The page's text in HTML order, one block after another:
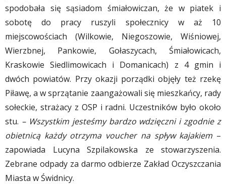
spodobała się sąsiadom śmiałowiczan, że w piatek i
sobotę do pracy ruszyli społecznicy w aż 10
miejscowościach (Wilkowie, Niegoszowie, Wiśniowej,
Wierzbnej, Pankowie, Gołaszycach, Śmiałowicach,
Kraskowie Siedlimowicach i Domanicach) z 4 gmin i
dwóch powiatów. Przy okazji porządki objęły też rzekę
Piławę, a w sprzątanie zaangażowali się mieszkańcy, rady
sołeckie, strażacy z OSP i radni. Uczestników było około
stu. – Wszystkim jesteśmy bardzo wdzięczni i zgodnie z
obietnicą każdy otrzyma voucher na spływ kajakiem –
zapowiada Lucyna Szpilakowska ze stowarzyszenia.
Zebrane odpady za darmo odbierze Zakład Oczyszczania
Miasta w Świdnicy.